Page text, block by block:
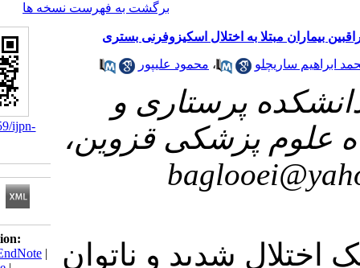
برگشت به فهرست نسخه ها
به اختلال اسکیزوفرنی بستری
، محمود علیپور
پرستاری و
پزشکی قزوین،
شدید و ناتوان
05055
Download citation:
BibTeX | RIS | EndNote
|